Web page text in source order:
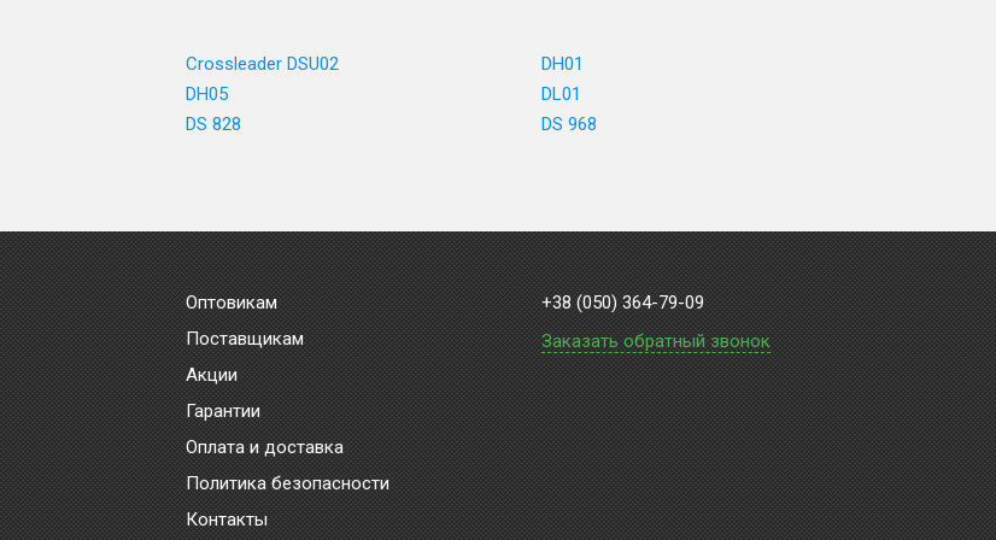
Crossleader DSU02
DH01
DH05
DL01
DS 828 DS 968
Оптовикам
Поставщикам
Акции
Гарантии
Оплата и доставка
Политика безопасности
Контакты
+38 (050) 364-79-09
Заказать обратный звонок